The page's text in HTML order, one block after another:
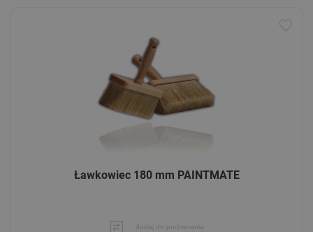
Ławkowiec 180 mm PAINTMATE
dodaj do porównania